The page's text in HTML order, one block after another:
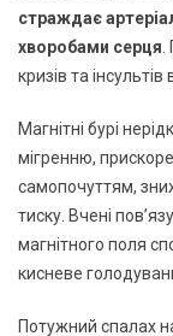
страждає
хворобами серця
кризів та
Магнітні бурі
мігренню,
самопочуттям,
тиску. Вчені
магнітного поля
кисневе
Потужний спалах